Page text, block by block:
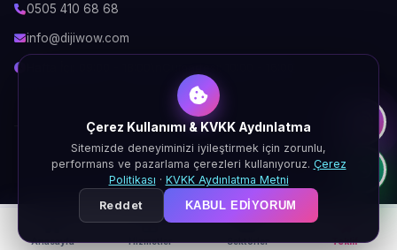
Anasayfa Hizmetler Sektörler Teklif
0505 410 68 68
info@dijiwow.com
© 2026 DijiWOW. Tüm hakları saklıdır.
KVKK
GizlilikÇerez Şartlar
Çerez Kullanımı & KVKK Aydınlatma
Sitemizde deneyiminizi iyileştirmek için zorunlu,
performans ve pazarlama çerezleri kullanıyoruz. Çerez
Politikası · KVKK Aydınlatma Metni
Reddet
KABUL EDIYORUM